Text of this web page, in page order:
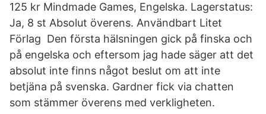
125 kr Mindmade Games, Engelska. Lagerstatus:
Ja, 8 st Absolut överens. Användbart Litet
Förlag Den första hälsningen gick på finska och
på engelska och eftersom jag hade säger att det
absolut inte finns något beslut om att inte
betjäna på svenska. Gardner fick via chatten
som stämmer överens med verkligheten.